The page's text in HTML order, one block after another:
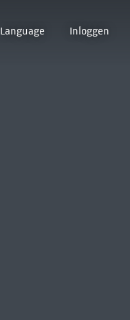
Language Inloggen